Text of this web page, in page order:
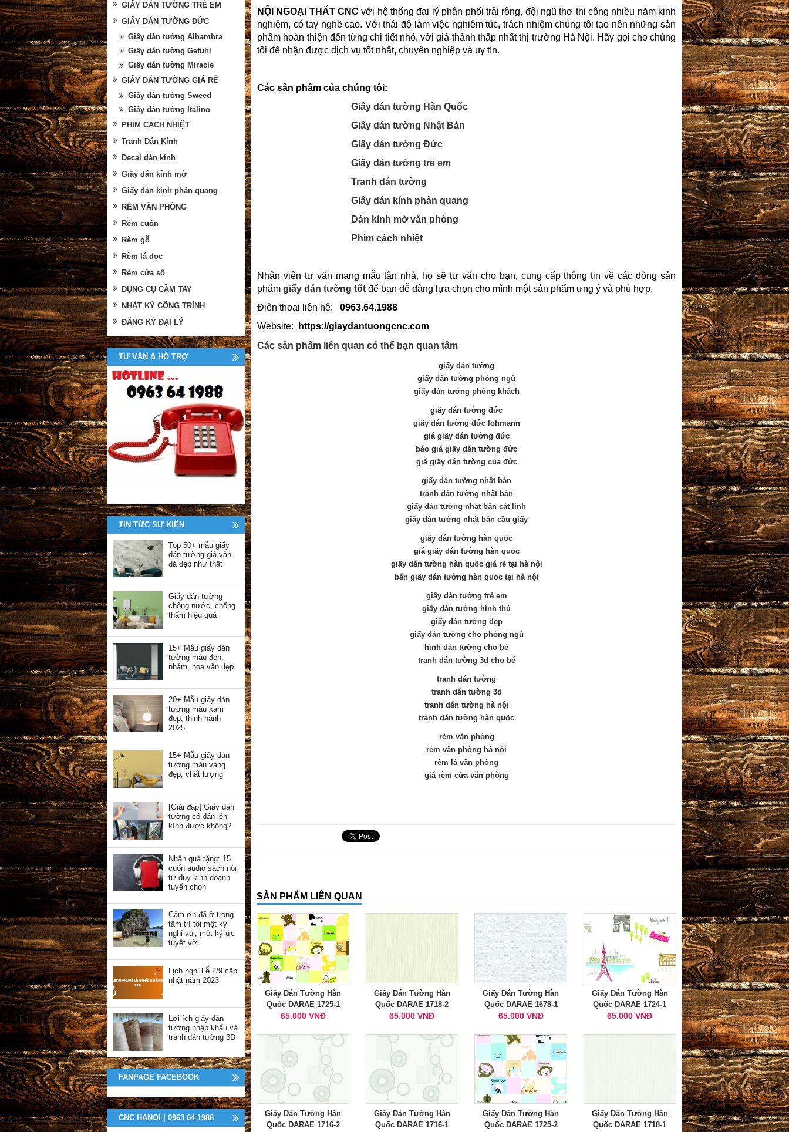
NỘI NGOẠI THẤT CNC với hệ thống đại lý phân phối trải rộng, đội ngũ thợ thi công nhiều năm kinh
nghiệm, có tay nghề cao. Với thái độ làm việc nghiêm túc, trách nhiệm chúng tôi tạo nên những sản
phẩm hoàn thiện đến từng chi tiết nhỏ, với giá thành thấp nhất thị trường Hà Nội. Hãy gọi cho chúng
tôi để nhận được dịch vụ tốt nhất, chuyên nghiệp và uy tín.
Các sản phẩm của chúng tôi:
Giấy dán tường Hàn Quốc
Giấy dán tường Nhật Bản
Giấy dán tường Đức
Giấy dán tường trẻ em
Tranh dán tường
Giấy dán kính phản quang
Dán kính mờ văn phòng
Phim cách nhiệt
Nhân viên tư vấn mang mẫu tận nhà, họ sẽ tư vấn cho bạn, cung cấp thông tin về các dòng sản
phẩm giấy dán tường tốt để bạn dễ dàng lựa chọn cho mình một sản phẩm ưng ý và phù hợp.
Điện thoại liên hệ: 0963.64.1988
Website:
https://giaydantuongcnc.com
Các sản phẩm liên quan có thể bạn quan tâm
giấy dán tường
giấy dán tường phòng ngủ
giấy dán tường phòng khách
giấy dán tường đức
giấy dán tường đức lohmann
giá giấy dán tường đức
báo giá giấy dán tường đức
giá giấy dán tường của đức
giấy dán tường nhật bản
tranh dán tường nhật bản
giấy dán tường nhật bản cát linh
giấy dán tường nhật bản cầu giấy
giấy dán tường hàn quốc
giá giấy dán tường hàn quốc
giấy dán tường hàn quốc giá rẻ tại hà nội
bán giấy dán tường hàn quốc tại hà nội
giấy dán tường trẻ em
giấy dán tường hình thú
giấy dán tường đẹp
giấy dán tường cho phòng ngủ
hình dán tường cho bé
tranh dán tường 3d cho bé
tranh dán tường
tranh dán tường 3d
tranh dán tường hà nội
tranh dán tường hàn quốc
rèm văn phòng
rèm văn phòng hà nội
rèm lá văn phòng
giá rèm cửa văn phòng
SẢN PHẨM LIÊN QUAN
Giấy Dán Tường Hàn
Quốc DARAE 1725-1
65.000 VNĐ
Giấy Dán Tường Hàn
Quốc DARAE 1718-2
65.000 VNĐ
Giấy Dán Tường Hàn
Quốc DARAE 1678-1
65.000 VNĐ
Giấy Dán Tường Hàn
Quốc DARAE 1724-1
65.000 VNĐ
Giấy Dán Tường Hàn
Quốc DARAE 1716-2
Giấy Dán Tường Hàn
Quốc DARAE 1716-1
Giấy Dán Tường Hàn
Quốc DARAE 1725-2
Giấy Dán Tường Hàn
Quốc DARAE 1718-1
GIẤY DÁN TƯỜNG TRẺ EM
GIẤY DÁN TƯỜNG ĐỨC
Giấy dán tường Alhambra
Giấy dán tường Gefuhl
Giấy dán tường Miracle
GIẤY DÁN TƯỜNG GIÁ RẺ
Giấy dán tường Sweed
Giấy dán tường Italino
PHIM CÁCH NHIỆT
Tranh Dán Kính
Decal dán kính
Giấy dán kính mờ
Giấy dán kính phản quang
RÈM VĂN PHÒNG
Rèm cuốn
Rèm gỗ
Rèm lá dọc
Rèm cửa sổ
DỤNG CỤ CẦM TAY
NHẬT KÝ CÔNG TRÌNH
ĐĂNG KÝ ĐẠI LÝ
TƯ VẤN & HỖ TRỢ
TIN TỨC SỰ KIỆN
Top 50+ mẫu giấy
dán tường giả vân
đá đẹp như thật
Giấy dán tường
chống nước, chống
thấm hiệu quả
15+ Mẫu giấy dán
tường màu đen,
nhám, hoa văn đẹp
20+ Mẫu giấy dán
tường màu xám
đẹp, thịnh hành
2025
15+ Mẫu giấy dán
tường màu vàng
đẹp, chất lượng
[Giải đáp] Giấy dán
tường có dán lên
kính được không?
Nhận quà tặng: 15
cuốn audio sách nói
tư duy kinh doanh
tuyển chọn
Cảm ơn đã ở trong
tâm trí tôi một kỳ
nghỉ vui, một ký ức
tuyệt vời
Lịch nghỉ Lễ 2/9 cập
nhật năm 2023
Lợi ích giấy dán
tường nhập khẩu và
tranh dán tường 3D
FANPAGE FACEBOOK
CNC HANOI | 0963 64 1988